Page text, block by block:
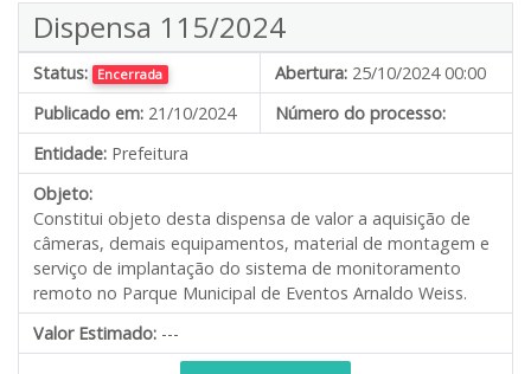
Dispensa 115/2024
Status: Encerrada Abertura: 25/10/2024 00:00
Publicado em: 21/10/2024
Número do processo:
Entidade: Prefeitura
Objeto:
Constitui objeto desta dispensa de valor a aquisição de
câmeras, demais equipamentos, material de montagem e
serviço de implantação do sistema de monitoramento
remoto no Parque Municipal de Eventos Arnaldo Weiss.
Valor Estimado: ---